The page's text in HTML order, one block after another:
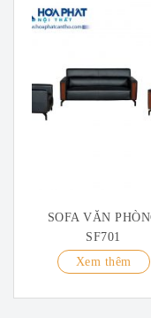
SOFA VĂN
SF701
Xem thêm